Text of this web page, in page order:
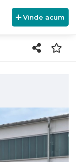
Vinde acum